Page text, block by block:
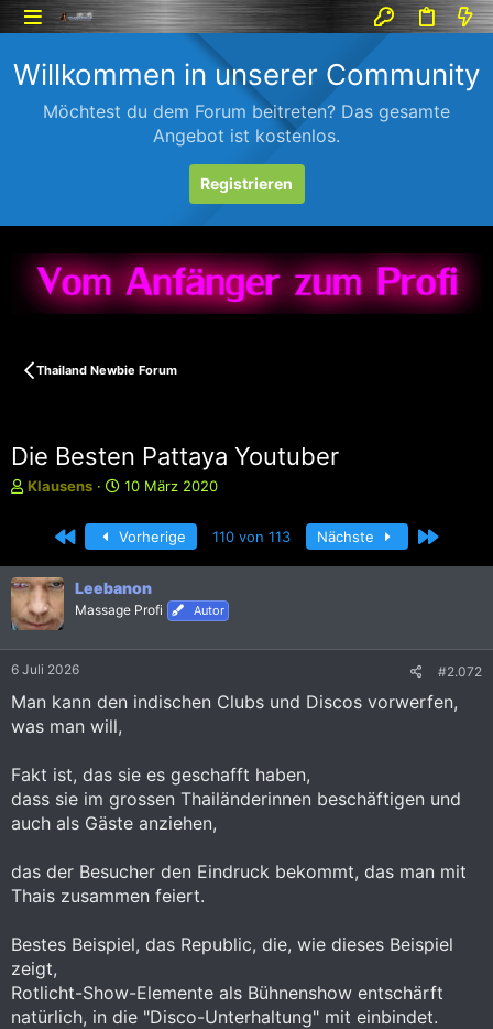
Willkommen in unserer Community
Möchtest du dem Forum beitreten? Das gesamte
Angebot ist kostenlos.
Registrieren
Thailand Newbie Forum
Die Besten Pattaya Youtuber
E
e
l
l
e
Klausens
E
s
t
e
l
l
10 März 2020
Erste Vorherige 110 von 113 Nächste Letzte
Leebanon
Massage Profi Autor
6 Juli 2026 #2.072
Man kann den indischen Clubs und Discos vorwerfen,
was man will,
Fakt ist, das sie es geschafft haben,
dass sie im grossen Thailänderinnen beschäftigen und
auch als Gäste anziehen,
das der Besucher den Eindruck bekommt, das man mit
Thais zusammen feiert.
Bestes Beispiel, das Republic, die, wie dieses Beispiel
zeigt,
Rotlicht-Show-Elemente als Bühnenshow entschärft
natürlich, in die "Disco-Unterhaltung" mit einbindet.